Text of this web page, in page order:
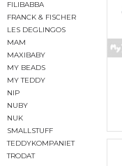
FILIBABBA
FRANCK & FISCHER
LES DEGLINGOS
MAM
MAXIBABY
MY BEADS
MY TEDDY
NIP
NUBY
NUK
SMALLSTUFF
TEDDYKOMPANIET
TRODAT